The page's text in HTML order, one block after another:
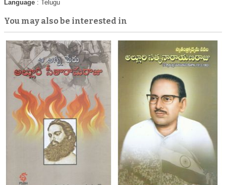
Language : Telugu
You may also be interested in